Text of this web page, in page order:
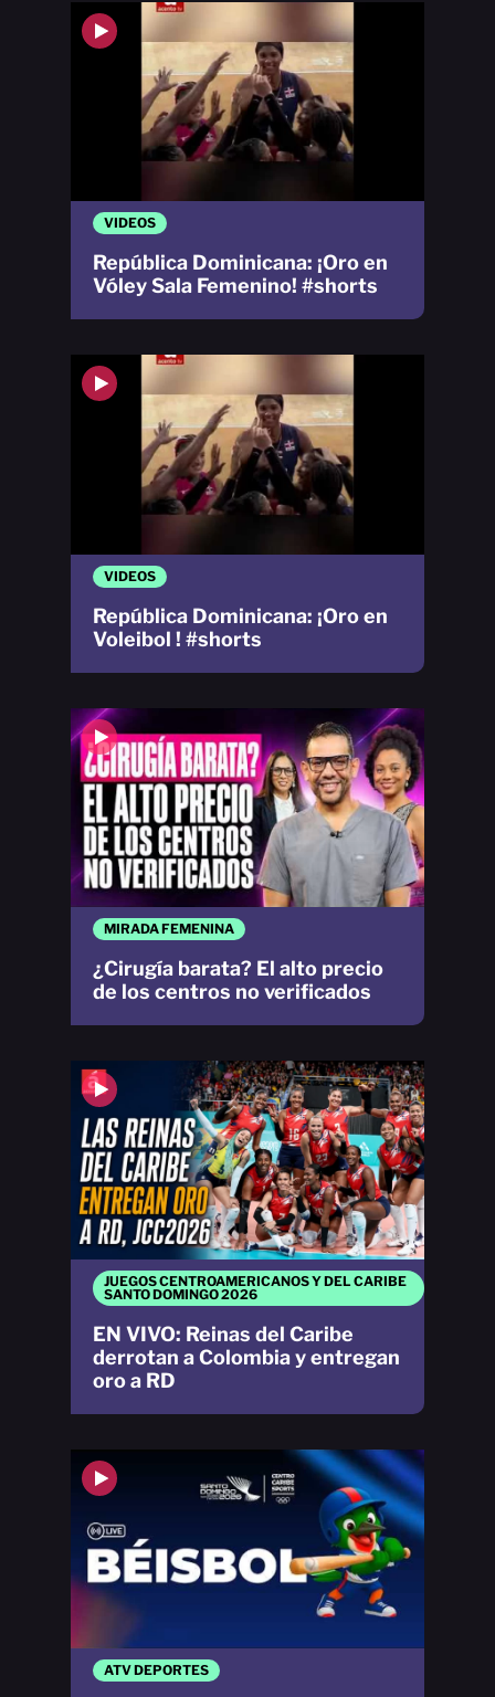
VIDEOS
República Dominicana: ¡Oro en
Voleibol ! #shorts
VIDEOS
República Dominicana: ¡Oro en
Vóley Sala Femenino! #shorts
ATV DEPORTES
JUEGOS CENTROAMERICANOS Y DEL CARIBE
SANTO DOMINGO 2026
EN VIVO: Reinas del Caribe
derrotan a Colombia y entregan
oro a RD
MIRADA FEMENINA
¿Cirugía barata? El alto precio
de los centros no verificados